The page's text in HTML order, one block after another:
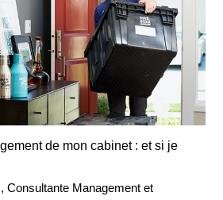
de mon cabinet : et si je
Consultante Management et